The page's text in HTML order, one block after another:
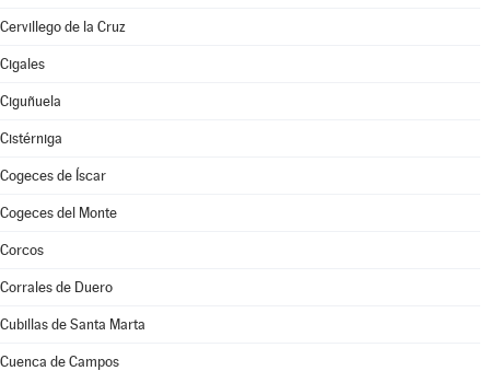
Cervillego de la Cruz
Cigales
Ciguñuela
Cistérniga
Cogeces de Íscar
Cogeces del Monte
Corcos
Corrales de Duero
Cubillas de Santa Marta
Cuenca de Campos